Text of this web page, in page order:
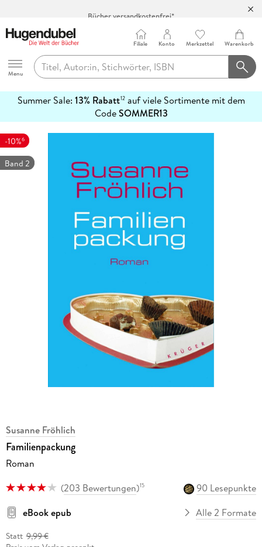
Abholung in über 100 Filialen
Hugendubel
Menu
Filiale Konto Merkzettel Warenkorb
Summer Sale: 13% Rabatt12auf viele Sortimente mit dem
CodeSOMMER13
erfahren
-10%6
Band 2
Susanne Fröhlich
Familienpackung
Roman
(203 Bewertungen)15
90 Lesepunkte
eBook epub
Alle 2 Formate
Statt 9,99 €